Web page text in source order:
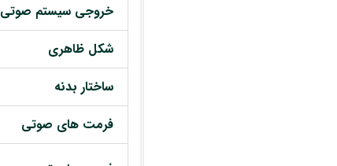
خروجی سیستم صوتی
شکل ظاهری
ساختار بدنه
فرمت های صوتی